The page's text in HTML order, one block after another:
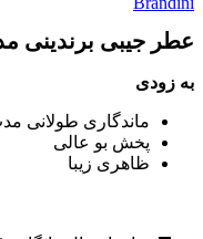
عطر جیبی برندینی
به زودی
ماندگاری طولانی
پخش بو عالی
ظاهری زیبا